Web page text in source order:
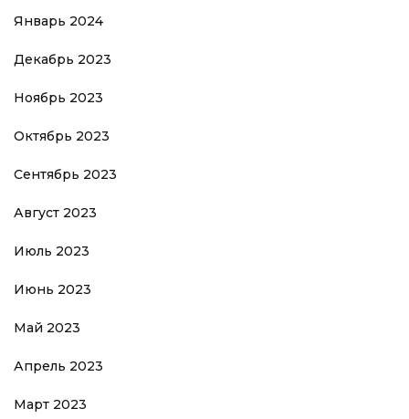
Январь 2024
Декабрь 2023
Ноябрь 2023
Октябрь 2023
Сентябрь 2023
Август 2023
Июль 2023
Июнь 2023
Май 2023
Апрель 2023
Март 2023